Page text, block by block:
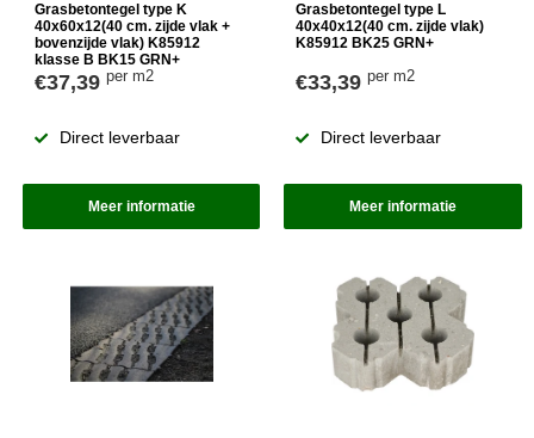
Grasbetontegel type K
40x60x12(40 cm. zijde vlak +
bovenzijde vlak) K85912
klasse B BK15 GRN+
€37,39 per m2
Direct leverbaar
Meer informatie
Grasbetontegel type L
40x40x12(40 cm. zijde vlak)
K85912 BK25 GRN+
€33,39per m2
Direct leverbaar
Meer informatie